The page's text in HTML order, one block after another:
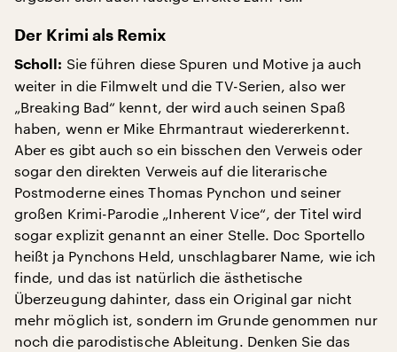
Der Krimi als Remix
Scholl: Sie führen diese Spuren und Motive ja auch
weiter in die Filmwelt und die TV-Serien, also wer
„Breaking Bad“ kennt, der wird auch seinen Spaß
haben, wenn er Mike Ehrmantraut wiedererkennt.
Aber es gibt auch so ein bisschen den Verweis oder
sogar den direkten Verweis auf die literarische
Postmoderne eines Thomas Pynchon und seiner
großen Krimi-Parodie „Inherent Vice“, der Titel wird
sogar explizit genannt an einer Stelle. Doc Sportello
heißt ja Pynchons Held, unschlagbarer Name, wie ich
finde, und das ist natürlich die ästhetische
Überzeugung dahinter, dass ein Original gar nicht
mehr möglich ist, sondern im Grunde genommen nur
noch die parodistische Ableitung. Denken Sie das